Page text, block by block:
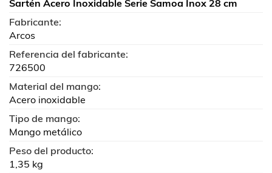
Sartén Acero Inoxidable Serie Samoa Inox 28 cm
Fabricante:
Arcos
Referencia del fabricante:
726500
Material del mango:
Acero inoxidable
Tipo de mango:
Mango metálico
Peso del producto:
1,35 kg